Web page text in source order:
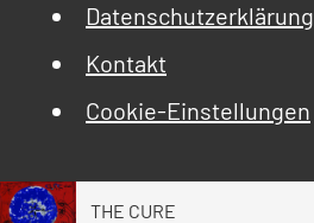
Datenschutzerklärung
Kontakt
Cookie-Einstellungen
THE CURE